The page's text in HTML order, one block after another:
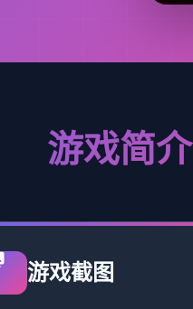
游戏简介
游戏截图